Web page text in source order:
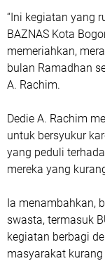
“Ini kegiatan yang
BAZNAS Kota
memeriahkan,
bulan Ramadhan
A. Rachim.
Dedie A. Rachim
untuk bersyukur
yang peduli
mereka yang
Ia menambahkan,
swasta, termasuk
kegiatan berbagi
masyarakat